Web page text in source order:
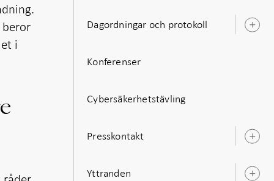
i
Dagordningar och protokoll
Konferenser
Cybersäkerhetstävling
Presskontakt
Yttranden